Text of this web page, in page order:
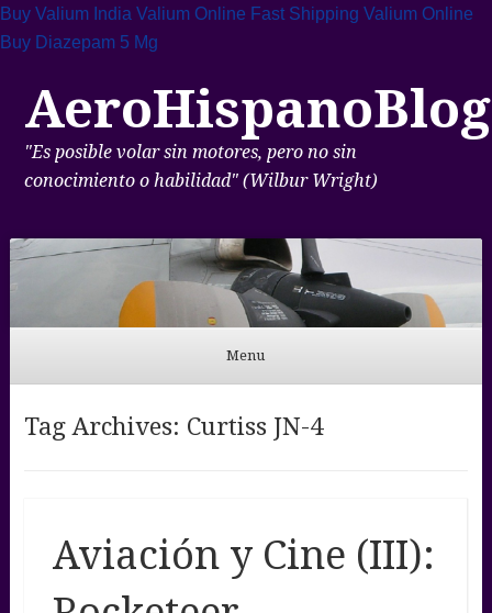
Buy Valium India Valium Online Fast Shipping Valium Online
Buy Diazepam 5 Mg
AeroHispanoBlog
"Es posible volar sin motores, pero no sin
conocimiento o habilidad" (Wilbur Wright)
Menu
Tag Archives: Curtiss JN-4
Aviación y Cine (III):